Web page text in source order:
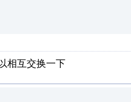
相互交换一下